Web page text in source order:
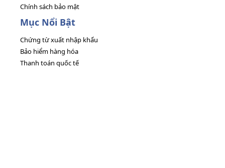
Chính sách bảo mật
Mục Nổi Bật
Chứng từ xuất nhập khẩu
Bảo hiểm hàng hóa
Thanh toán quốc tế